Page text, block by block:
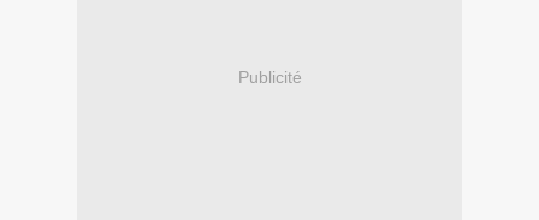
Publicité